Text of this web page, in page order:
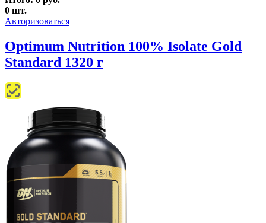
0 шт.
Авторизоваться
Optimum Nutrition 100% Isolate Gold
Standard 1320 г